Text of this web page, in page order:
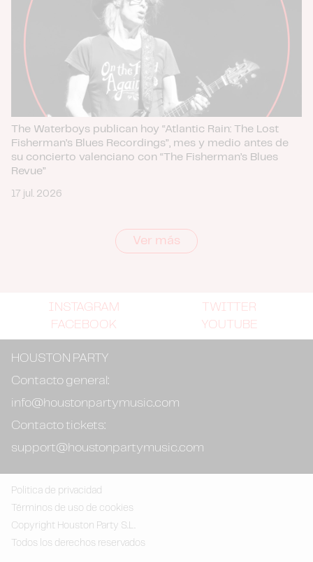
The Waterboys publican hoy “Atlantic Rain: The Lost
Fisherman’s Blues Recordings”, mes y medio antes de
su concierto valenciano con “The Fisherman’s Blues
Revue”
17 jul. 2026
Ver más
INSTAGRAM
TWITTER
FACEBOOK
YOUTUBE
HOUSTON PARTY
Contacto general:
info@houstonpartymusic.com
Contacto tickets:
support@houstonpartymusic.com
Politica de privacidad
Términos de uso de cookies
Copyright Houston Party S.L.
Todos los derechos reservados